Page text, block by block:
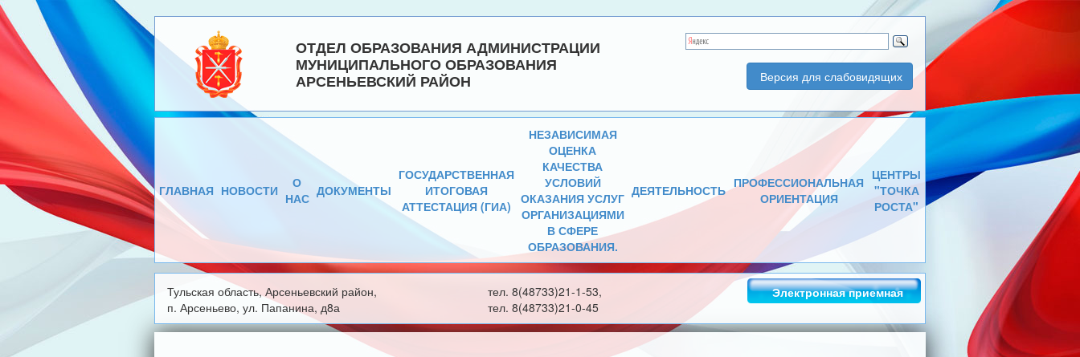
ОТДЕЛ ОБРАЗОВАНИЯ АДМИНИСТРАЦИИ
МУНИЦИПАЛЬНОГО ОБРАЗОВАНИЯ
АРСЕНЬЕВСКИЙ РАЙОН
Версия для слабовидящих
ГЛАВНАЯ НОВОСТИ
О
НАС ДОКУМЕНТЫ
ГОСУДАРСТВЕННАЯ
ИТОГОВАЯ
АТТЕСТАЦИЯ (ГИА)
НЕЗАВИСИМАЯ
ОЦЕНКА
КАЧЕСТВА
УСЛОВИЙ
ОКАЗАНИЯ УСЛУГ
ОРГАНИЗАЦИЯМИ
В СФЕРЕ
ОБРАЗОВАНИЯ.
ДЕЯТЕЛЬНОСТЬ ПРОФЕССИОНАЛЬНАЯ
ОРИЕНТАЦИЯ
ЦЕНТРЫ
"ТОЧКА
РОСТА"
Тульская область, Арсеньевский район,
п. Арсеньево, ул. Папанина, д8а
тел. 8(48733)21-1-53,
тел. 8(48733)21-0-45
Электронная приемная